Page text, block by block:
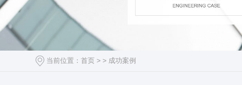
当前位置： 首页 > > 成功案例